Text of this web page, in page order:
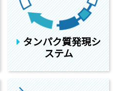
タンパク質発現シ
ステム